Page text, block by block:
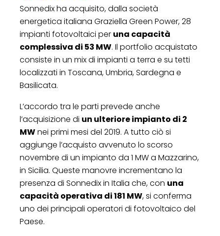
Sonnedix ha acquisito, dalla società
energetica italiana Graziella Green Power, 28
impianti fotovoltaici per una capacità
complessiva di 53 MW. Il portfolio acquistato
consiste in un mix di impianti a terra e su tetti
localizzati in Toscana, Umbria, Sardegna e
Basilicata.
L’accordo tra le parti prevede anche
l’acquisizione di un ulteriore impianto di 2
MWnei primi mesi del 2019. A tutto ciò si
aggiunge l’acquisto avvenuto lo scorso
novembre di un impianto da 1 MW a Mazzarino,
in Sicilia. Queste manovre incrementano la
presenza di Sonnedix in Italia che, con una
capacità operativa di 181 MW, si conferma
uno dei principali operatori di fotovoltaico del
Paese.